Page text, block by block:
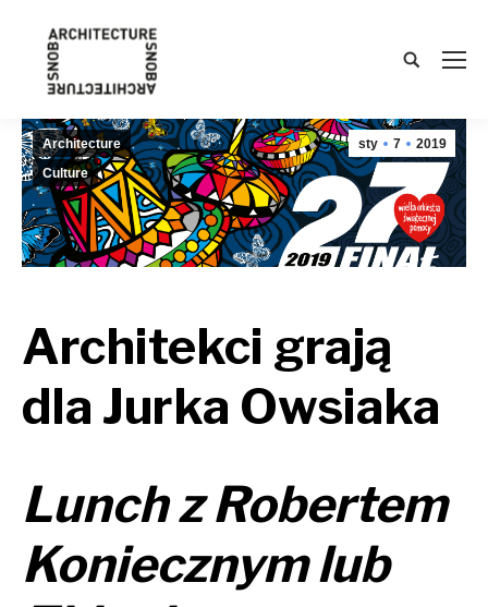
Search:
sty 7 2019
Architecture
Culture
Architekci grają
dla Jurka Owsiaka
Lunch z Robertem
Koniecznym lub